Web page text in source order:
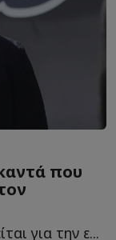
που
για την ε...